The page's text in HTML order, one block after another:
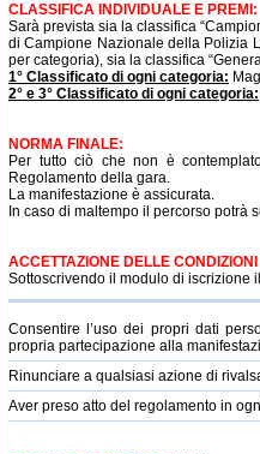
CLASSIFICA INDIVIDUALE E PREMI:
Sarà prevista sia la classifica
di Campione Nazionale della Polizia
per categoria), sia la classifica
1° Classificato di ogni categoria:
2° e 3° Classificato di ogni categoria:
NORMA FINALE:
Per tutto ciò che non è
Regolamento della gara.
La manifestazione è assicurata.
In caso di maltempo il percorso potrà
ACCETTAZIONE DELLE CONDIZIONI
Sottoscrivendo il modulo di iscrizione il
Consentire l’uso dei propri dati
propria partecipazione alla
Rinunciare a qualsiasi azione di
Aver preso atto del regolamento in